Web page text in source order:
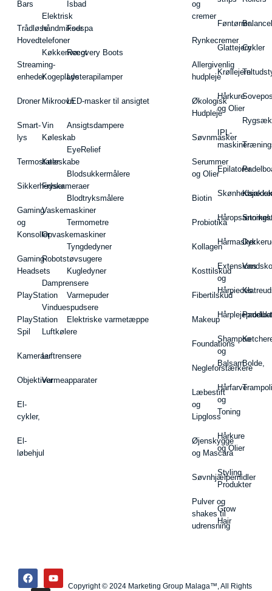
Bars
Trådløse
Hovedtelefoner
Streaming-
enheder
Droner
Smart-
lys
Termostater
Sikkerhedskameraer
Gaming
og
Konsoller
Gaming-
Headsets
PlayStation
PlayStation
Spil
Kameraer
Objektiver
El-
cykler,
El-
løbehjul
Elektrisk
håndmikser
Køkkenvægt
Kogeplade
Mikroovn
Vin
Køleskab
Køleskabe
Fryser
Vaskemaskiner
Opvaskemaskiner
Robotstøvsugere
Damprensere
Vinduespudsere
Luftkølere
Luftrensere
Varmeapparater
Isbad
Fodspa
Recovery Boots
Lysterapilamper
LED-masker til ansigtet
Ansigtsdampere
EyeRelief
Blodsukkermålere
Blodtryksmålere
Termometre
Tyngdedyner
Kugledyner
Varmepuder
Elektriske varmetæppe
og
cremer
Rynkecremer
Allergivenlig
hudpleje
Økologisk
Hudpleje
Søvnmasker
Serummer
og Olier
Biotin
Probiotika
Kollagen
Kosttilskud
Fibertilskud
Makeup
Foundations
Negleforstærkere
Læbestift
og
Lipgloss
Øjenskygge
og Mascara
Søvnhjælpemidler
Pulver og
shakes til
udrensning
Føntørrer
Glattejern
Krøllejern
Hårkure
og Olier
IPL-
maskiner
Epilatorer
Hårmasker
Extensions
og
Hårpieces
Shampoo
og
Balsam
Hårfarve
og
Toning
Hårkure
og Olier
Styling
Produkter
Grow
Hair
Cykler
Vandsko
Bolde,
Copyright © 2024 Marketing Group Malaga™, All Rights